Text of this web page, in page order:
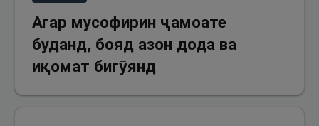
Агар мусофирин ҷамоате
буданд, бояд азон дода ва
иқомат бигӯянд